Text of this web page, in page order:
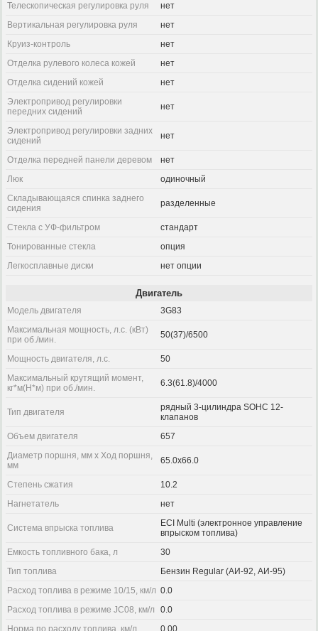
Телескопическая регулировка руля
нет
Вертикальная регулировка руля
нет
Круиз-контроль
нет
Отделка рулевого колеса кожей
нет
Отделка сидений кожей
нет
Электропривод регулировки
передних сидений
нет
Электропривод регулировки задних
сидений
нет
Отделка передней панели деревом
нет
Люк
одиночный
Складывающаяся спинка заднего
сидения
разделенные
Стекла с УФ-фильтром
стандарт
Тонированные стекла
опция
Легкосплавные диски
нет опции
Двигатель
Модель двигателя
3G83
Максимальная мощность, л.с. (кВт)
при об./мин.
50(37)/6500
Мощность двигателя, л.с.
50
Максимальный крутящий момент,
кг*м(Н*м) при об./мин.
6.3(61.8)/4000
Тип двигателя
рядный 3-цилиндра SOHC 12-
клапанов
Объем двигателя
657
Диаметр поршня, мм x Ход поршня,
мм
65.0x66.0
Степень сжатия
10.2
Нагнетатель
нет
Система впрыска топлива
ECI Multi (электронное управление
впрыском топлива)
Емкость топливного бака, л
30
Тип топлива
Бензин Regular (АИ-92, АИ-95)
Расход топлива в режиме 10/15, км/л 0.0
Расход топлива в режиме JC08, км/л
0.0
Норма по расходу топлива, км/л
0.00